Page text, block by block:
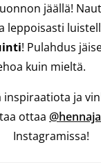
jäällä!
leppoisasti
! Pulahdus
kuin mieltä.
inspiraatiota ja
ottaa
Instagramissa!